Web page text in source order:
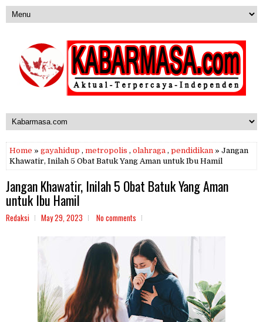
Home » gayahidup , metropolis , olahraga , pendidikan » Jangan
Khawatir, Inilah 5 Obat Batuk Yang Aman untuk Ibu Hamil
Jangan Khawatir, Inilah 5 Obat Batuk Yang Aman
untuk Ibu Hamil
Redaksi May 29, 2023 No comments